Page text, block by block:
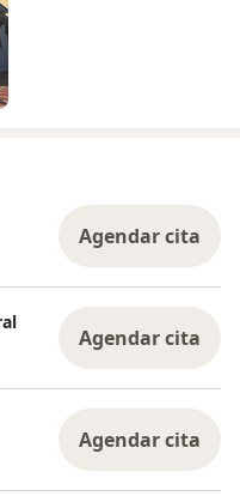
Agendar cita
Agendar cita
Agendar cita